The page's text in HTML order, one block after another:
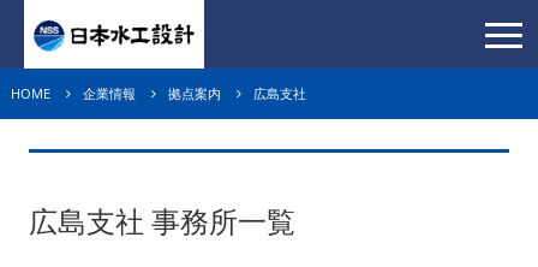
HOME 企業情報 拠点案内 広島支社
広島支社 事務所一覧